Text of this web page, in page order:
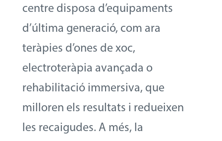
centre disposa d’equipaments
d’última generació, com ara
teràpies d’ones de xoc,
electroteràpia avançada o
rehabilitació immersiva, que
milloren els resultats i redueixen
les recaigudes. A més, la